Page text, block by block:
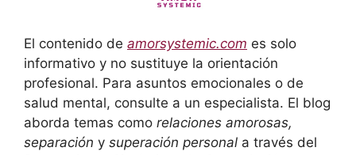
El contenido de amorsystemic.com es solo
informativo y no sustituye la orientación
profesional. Para asuntos emocionales o de
salud mental, consulte a un especialista. El blog
aborda temas como relaciones amorosas,
separación y superación personal a través del